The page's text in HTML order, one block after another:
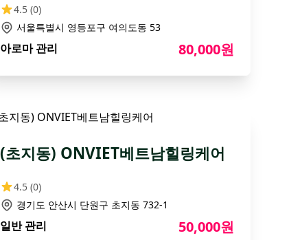
4.5(0)
서울특별시 영등포구 여의도동 53
아로마 관리 80,000원
(초지동) ONVIET베트남힐링케어
4.5(0)
경기도 안산시 단원구 초지동 732-1
일반 관리 50,000원